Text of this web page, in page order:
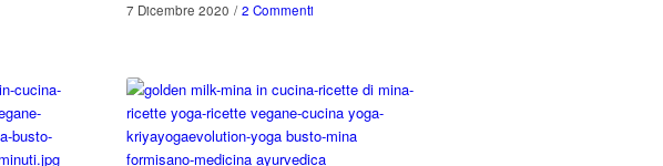
7 Dicembre 2020 / 2 Commenti